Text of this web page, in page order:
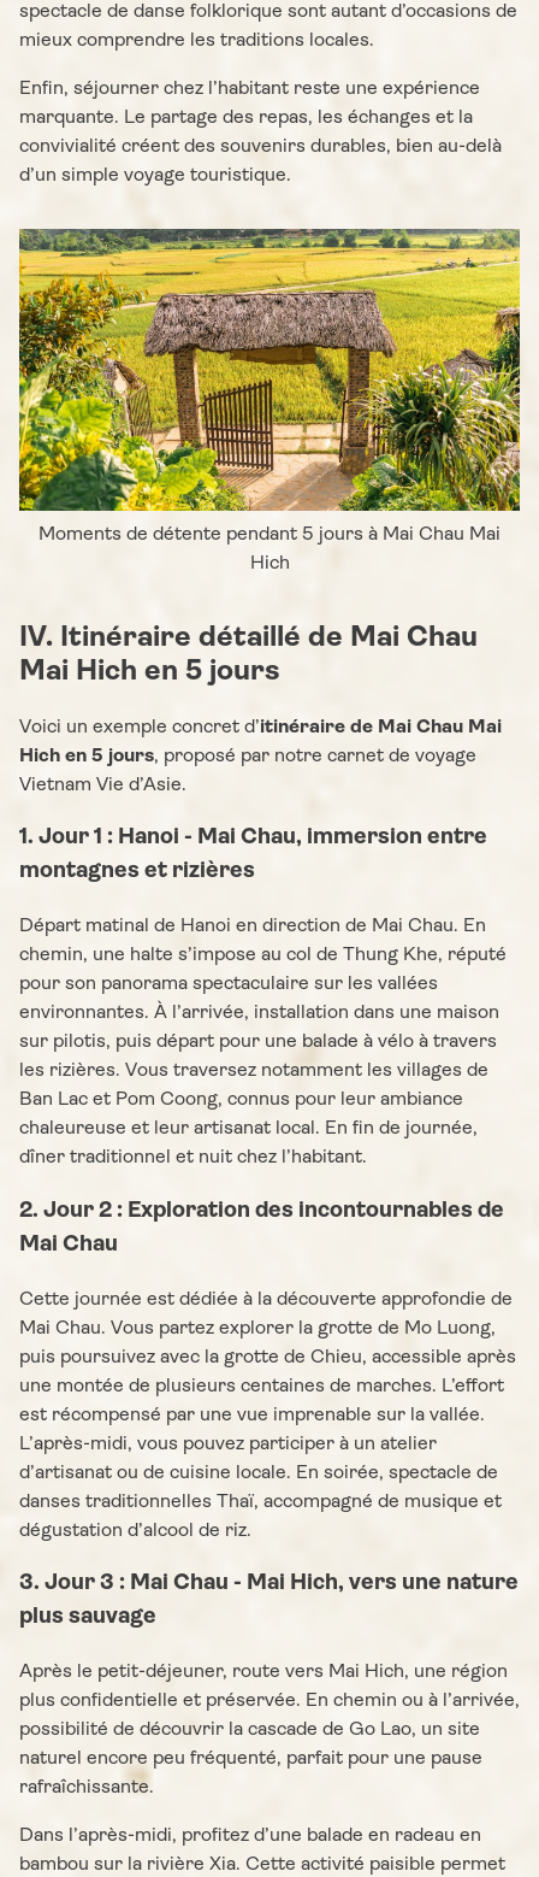
spectacle de danse folklorique sont autant d’occasions de
mieux comprendre les traditions locales.
Enfin, séjourner chez l’habitant reste une expérience
marquante. Le partage des repas, les échanges et la
convivialité créent des souvenirs durables, bien au-delà
d’un simple voyage touristique.
Moments de détente pendant 5 jours à Mai Chau Mai
Hich
IV. Itinéraire détaillé de Mai Chau
Mai Hich en 5 jours
Voici un exemple concret d’itinéraire de Mai Chau Mai
Hich en 5 jours, proposé par notre carnet de voyage
Vietnam Vie d’Asie.
1. Jour 1 : Hanoi - Mai Chau, immersion entre
montagnes et rizières
Départ matinal de Hanoi en direction de Mai Chau. En
chemin, une halte s’impose au col de Thung Khe, réputé
pour son panorama spectaculaire sur les vallées
environnantes. À l’arrivée, installation dans une maison
sur pilotis, puis départ pour une balade à vélo à travers
les rizières. Vous traversez notamment les villages de
Ban Lac et Pom Coong, connus pour leur ambiance
chaleureuse et leur artisanat local. En fin de journée,
dîner traditionnel et nuit chez l’habitant.
2. Jour 2 : Exploration des incontournables de
Mai Chau
Cette journée est dédiée à la découverte approfondie de
Mai Chau. Vous partez explorer la grotte de Mo Luong,
puis poursuivez avec la grotte de Chieu, accessible après
une montée de plusieurs centaines de marches. L’effort
est récompensé par une vue imprenable sur la vallée.
L’après-midi, vous pouvez participer à un atelier
d’artisanat ou de cuisine locale. En soirée, spectacle de
danses traditionnelles Thaï, accompagné de musique et
dégustation d’alcool de riz.
3. Jour 3 : Mai Chau - Mai Hich, vers une nature
plus sauvage
Après le petit-déjeuner, route vers Mai Hich, une région
plus confidentielle et préservée. En chemin ou à l’arrivée,
possibilité de découvrir la cascade de Go Lao, un site
naturel encore peu fréquenté, parfait pour une pause
rafraîchissante.
Dans l’après-midi, profitez d’une balade en radeau en
bambou sur la rivière Xia. Cette activité paisible permet